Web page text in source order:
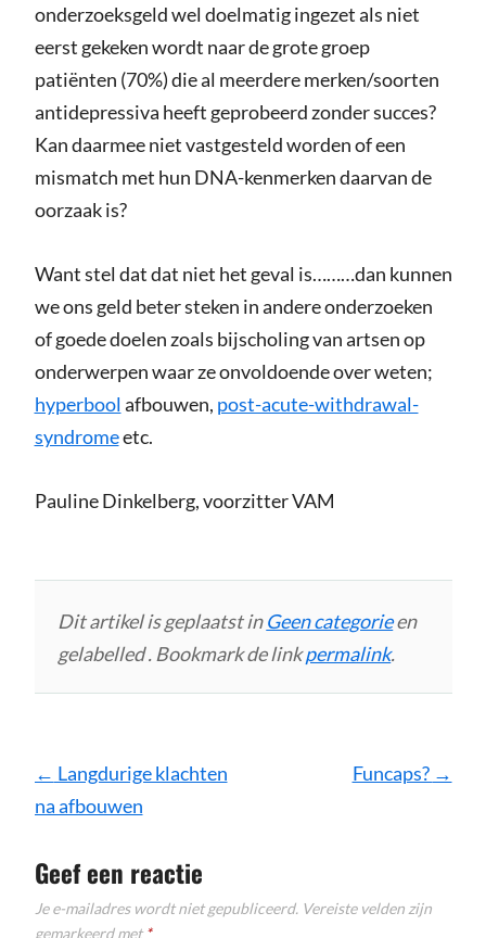
onderzoeksgeld wel doelmatig ingezet als niet
eerst gekeken wordt naar de grote groep
patiënten (70%) die al meerdere merken/soorten
antidepressiva heeft geprobeerd zonder succes?
Kan daarmee niet vastgesteld worden of een
mismatch met hun DNA-kenmerken daarvan de
oorzaak is?
Want stel dat dat niet het geval is………dan kunnen
we ons geld beter steken in andere onderzoeken
of goede doelen zoals bijscholing van artsen op
onderwerpen waar ze onvoldoende over weten;
hyperboolafbouwen, post-acute-withdrawal-
syndromeetc.
Pauline Dinkelberg, voorzitter VAM
Dit artikel is geplaatst inGeen categorieen
gelabelled . Bookmark de linkpermalink.
Bericht
navigatie
← Langdurige klachten
na afbouwen
Funcaps? →
Geef een reactie
Je e-mailadres wordt niet gepubliceerd. Vereiste velden zijn
gemarkeerd met*